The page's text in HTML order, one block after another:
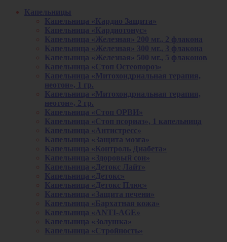
Капельницы
Капельница «Кардио Защита»
Капельница «Кардиотонус»
Капельница «Железная» 200 мг., 2 флакона
Капельница «Железная» 300 мг., 3 флакона
Капельница «Железная» 500 мг., 5 флаконов
Капельница «Стоп Остеопороз»
Капельница «Митохондриальная терапия,
неотон», 1 гр.
Капельница «Митохондриальная терапия,
неотон», 2 гр.
Капельница «Стоп ОРВИ»
Капельница «Стоп псориаз», 1 капельница
Капельница «Антистресс»
Капельница «Защита мозга»
Капельница «Контроль Диабета»
Капельница «Здоровый сон»
Капельница «Детокс Лайт»
Капельница «Детокс»
Капельница «Детокс Плюс»
Капельница «Защита печени»
Капельница «Бархатная кожа»
Капельница «ANTI-AGE»
Капельница «Золушка»
Капельница «Стройность»